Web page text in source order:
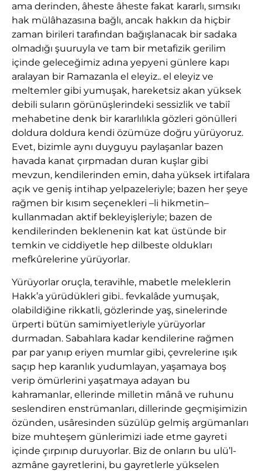
ama derinden, âheste âheste fakat kararlı, sımsıkı
hak mülâhazasına bağlı, ancak hakkın da hiçbir
zaman birileri tarafından bağışlanacak bir sadaka
olmadığı şuuruyla ve tam bir metafizik gerilim
içinde geleceğimiz adına yepyeni günlere kapı
aralayan bir Ramazanla el eleyiz.. el eleyiz ve
meltemler gibi yumuşak, hareketsiz akan yüksek
debili suların görünüşlerindeki sessizlik ve tabiî
mehabetine denk bir kararlılıkla gözleri gönülleri
doldura doldura kendi özümüze doğru yürüyoruz.
Evet, bizimle aynı duyguyu paylaşanlar bazen
havada kanat çırpmadan duran kuşlar gibi
mevzun, kendilerinden emin, daha yüksek irtifalara
açık ve geniş intihap yelpazeleriyle; bazen her şeye
rağmen bir kısım seçenekleri –li hikmetin–
kullanmadan aktif bekleyişleriyle; bazen de
kendilerinden beklenenin kat kat üstünde bir
temkin ve ciddiyetle hep dilbeste oldukları
mefkûrelerine yürüyorlar.
Yürüyorlar oruçla, teravihle, mabetle meleklerin
Hakk’a yürüdükleri gibi.. fevkalâde yumuşak,
olabildiğine rikkatli, gözlerinde yaş, sinelerinde
ürperti bütün samimiyetleriyle yürüyorlar
durmadan. Sabahlara kadar kendilerine rağmen
par par yanıp eriyen mumlar gibi, çevrelerine ışık
saçıp hep karanlık yudumlayan, yaşamaya boş
verip ömürlerini yaşatmaya adayan bu
kahramanlar, ellerinde milletin mânâ ve ruhunu
seslendiren enstrümanları, dillerinde geçmişimizin
özünden, usâresinden süzülüp gelmiş argümanları
bize muhteşem günlerimizi iade etme gayreti
içinde çırpınıp duruyorlar. Biz de onların bu ulü’l-
azmâne gayretlerini, bu gayretlerle yükselen